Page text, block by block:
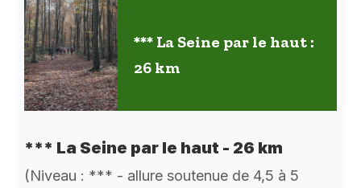
*** La Seine par le haut :
26 km
*** La Seine par le haut - 26 km
(Niveau : *** - allure soutenue de 4,5 à 5